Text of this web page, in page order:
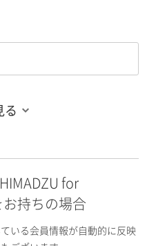
る
for
持ちの場合
いる会員情報が自動的に反映